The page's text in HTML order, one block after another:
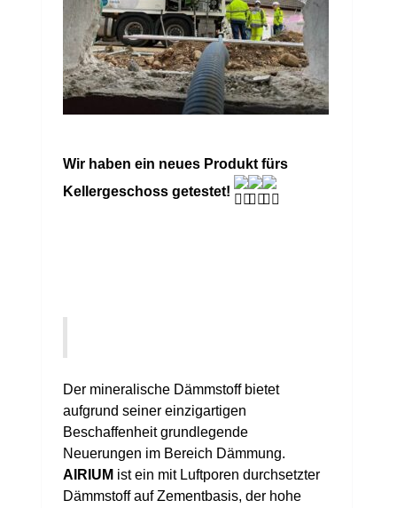
Wir haben ein neues Produkt fürs
Kellergeschoss getestet!
Der mineralische Dämmstoff bietet
aufgrund seiner einzigartigen
Beschaffenheit grundlegende
Neuerungen im Bereich Dämmung.
AIRIUM ist ein mit Luftporen durchsetzter
Dämmstoff auf Zementbasis, der hohe